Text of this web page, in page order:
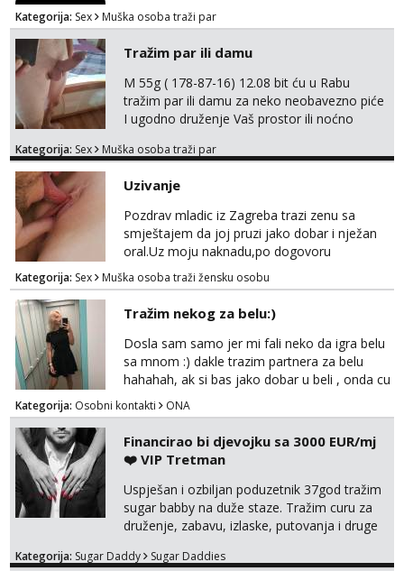
Kategorija: Sex Muška osoba traži par
Tražim par ili damu
M 55g ( 178-87-16) 12.08 bit ću u Rabu
tražim par ili damu za neko neobavezno piće
I ugodno druženje Vaš prostor ili noćno
trata.vrh@gmail.com
Kategorija: Sex Muška osoba traži par
Uzivanje
Pozdrav mladic iz Zagreba trazi zenu sa
smještajem da joj pruzi jako dobar i nježan
oral.Uz moju naknadu,po dogovoru
.Diskrecija osigurana.
Kategorija: Sex Muška osoba traži žensku osobu
Tražim nekog za belu:)
Dosla sam samo jer mi fali neko da igra belu
sa mnom :) dakle trazim partnera za belu
hahahah, ak si bas jako dobar u beli , onda cu
razmislit za dalje Klikni na link ispod i nadji me
tamo, cekam te!
Kategorija: Osobni kontakti ONA
Financirao bi djevojku sa 3000 EUR/mj
❤️ VIP Tretman
Uspješan i ozbiljan poduzetnik 37god tražim
sugar babby na duže staze. Tražim curu za
druženje, zabavu, izlaske, putovanja i druge
otvorena, komunikativna, zgodna i atraktivna
Kategorija: Sugar Daddy Sugar Daddies